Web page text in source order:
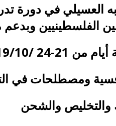
في دورة
الفلسطينيين وبدعم
/2019/10
ومصطلحات في
والتخليص والشحن